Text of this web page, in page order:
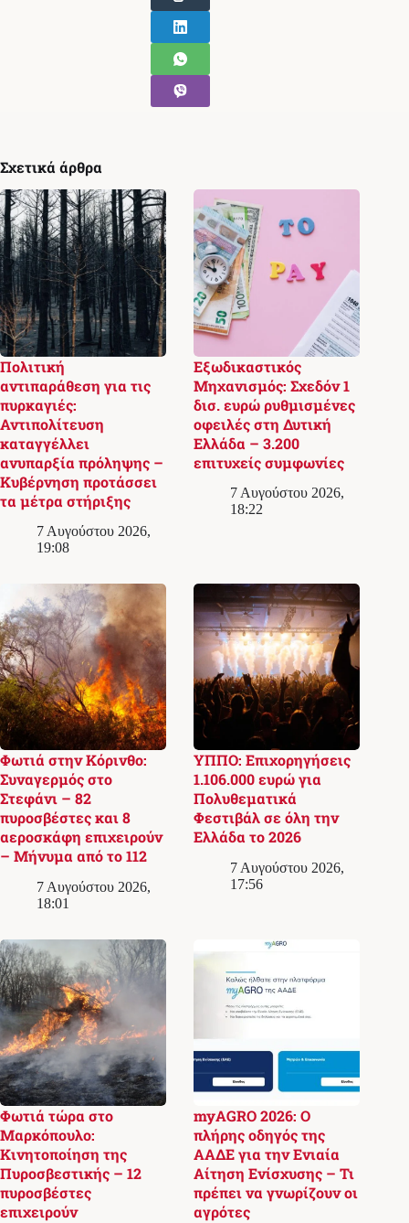
Σχετικά άρθρα
Πολιτική
αντιπαράθεση για τις
πυρκαγιές:
Αντιπολίτευση
καταγγέλλει
ανυπαρξία πρόληψης –
Κυβέρνηση προτάσσει
τα μέτρα στήριξης
7 Αυγούστου 2026,
19:08
Εξωδικαστικός
Μηχανισμός: Σχεδόν 1
δισ. ευρώ ρυθμισμένες
οφειλές στη Δυτική
Ελλάδα – 3.200
επιτυχείς συμφωνίες
7 Αυγούστου 2026,
18:22
Φωτιά στην Κόρινθο:
Συναγερμός στο
Στεφάνι – 82
πυροσβέστες και 8
αεροσκάφη επιχειρούν
– Μήνυμα από το 112
7 Αυγούστου 2026,
18:01
ΥΠΠΟ: Επιχορηγήσεις
1.106.000 ευρώ για
Πολυθεματικά
Φεστιβάλ σε όλη την
Ελλάδα το 2026
7 Αυγούστου 2026,
17:56
Φωτιά τώρα στο
Μαρκόπουλο:
Κινητοποίηση της
Πυροσβεστικής – 12
πυροσβέστες
επιχειρούν
myAGRO 2026: Ο
πλήρης οδηγός της
ΑΑΔΕ για την Ενιαία
Αίτηση Ενίσχυσης – Τι
πρέπει να γνωρίζουν οι
αγρότες